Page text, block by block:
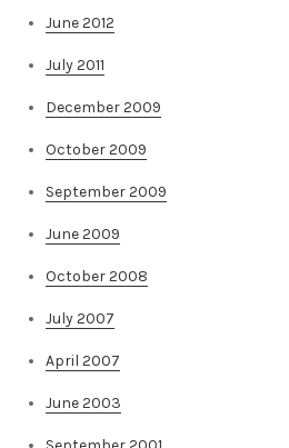
June 2012
July 2011
December 2009
October 2009
September 2009
June 2009
October 2008
July 2007
April 2007
June 2003